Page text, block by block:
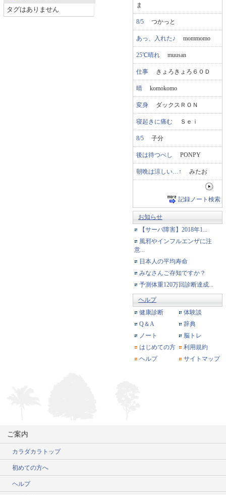
タグはありません
ま
8/5 つかっと
あっ、入れた♪ mommomo
25℃晴れ muusan
仕事 きょろきょろ６０Ｄ
晴 komokomo
変身 ダックスＲＯＮ
寝起きに痛む Ｓｅｉ
8/5 子分
後は待つべし PONPY
朝晩は涼しい…↑ みたお
記録ノート検索
お知らせ
【サーバ障害】2018年1...
風邪やインフルエンザに注
意...
日本人の平均寿命
みなさんご存知ですか？
予測体重120万回診断達成...
ヘルプ
健康診断
体験談
Q＆A
辞典
ノート
脳トレ
はじめての方
利用規約
ヘルプ
サイトマップ
ご案内
カラダカラトップ
初めての方へ
ヘルプ